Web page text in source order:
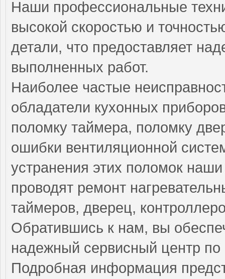
Наши профессиональные
высокой скоростью и
детали, что предоставляет
выполненных работ.
Наиболее частые
обладатели кухонных
поломку таймера, поломку
ошибки вентиляционной
устранения этих поломок
проводят ремонт
таймеров, дверец,
Обратившись к нам, вы
надежный сервисный центр по
Подробная информация